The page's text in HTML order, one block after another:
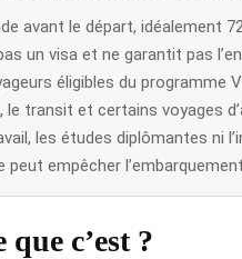
avant le départ, idéalement 72
un visa et ne garantit pas
éligibles du programme
le transit et certains voyages
les études diplômantes ni
peut empêcher
que c’est ?